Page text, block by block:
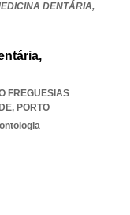
DENTÁRIA,
FREGUESIAS
, PORTO